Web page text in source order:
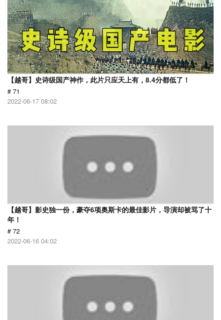
【越哥】史诗级国产神作，此片只应天上有，8.4分都低了！
# 71
2022-06-17 08:02
【越哥】影史独一份，豪夺6项奥斯卡的最佳影片，导演却被骂了十
年！
# 72
2022-06-16 04:02